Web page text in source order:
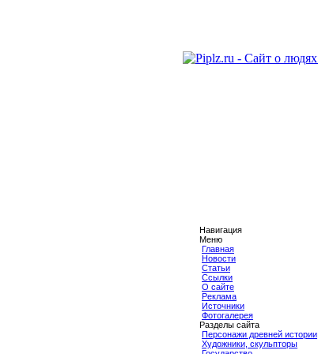
Навигация
Меню
Главная
Новости
Статьи
Ссылки
О сайте
Реклама
Источники
Фотогалерея
Разделы сайта
Персонажи древней истории
Художники, скульпторы